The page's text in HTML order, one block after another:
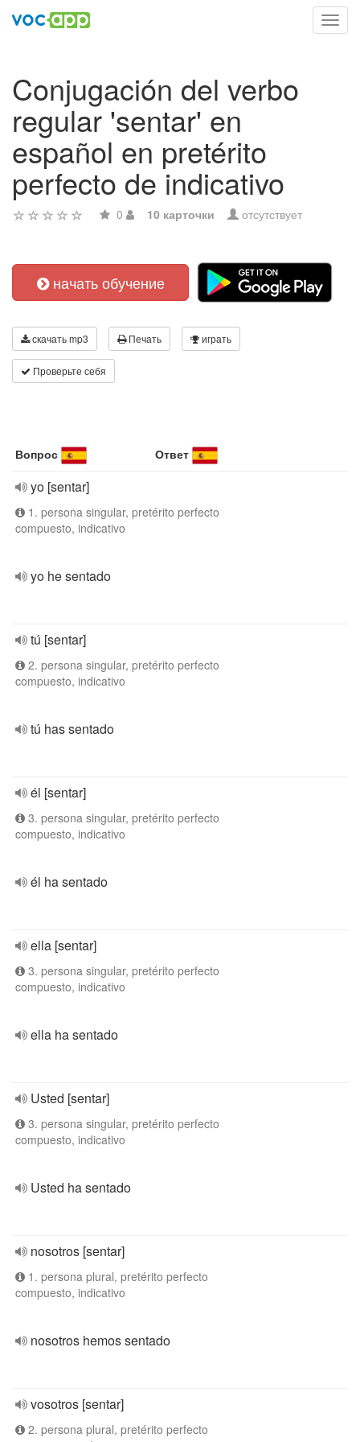
Conjugación del verbo
regular 'sentar' en
español en pretérito
perfecto de indicativo
0 10 карточки отсутствует
начать обучение
скачать mp3 Печать играть
Проверьте себя
Вопрос Ответ
yo [sentar]
1. persona singular, pretérito perfecto
compuesto, indicativo
yo he sentado
tú [sentar]
2. persona singular, pretérito perfecto
compuesto, indicativo
tú has sentado
él [sentar]
3. persona singular, pretérito perfecto
compuesto, indicativo
él ha sentado
ella [sentar]
3. persona singular, pretérito perfecto
compuesto, indicativo
ella ha sentado
Usted [sentar]
3. persona singular, pretérito perfecto
compuesto, indicativo
Usted ha sentado
nosotros [sentar]
1. persona plural, pretérito perfecto
compuesto, indicativo
nosotros hemos sentado
vosotros [sentar]
2. persona plural, pretérito perfecto